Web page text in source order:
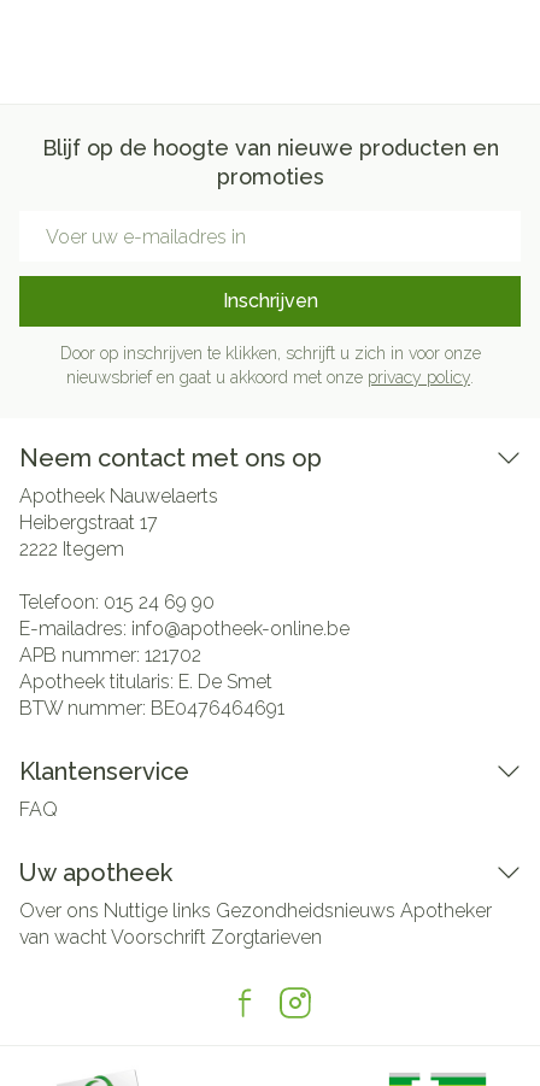
Blijf op de hoogte van nieuwe producten en
promoties
Inschrijven
Door op inschrijven te klikken, schrijft u zich in voor onze
nieuwsbrief en gaat u akkoord met onze privacy policy
Neem contact met ons op
Apotheek Nauwelaerts
Heibergstraat 17
2222 Itegem
Telefoon: 015 24 69 90
E-mailadres: info@apotheek-online.be
APB nummer: 121702
Apotheek titularis: E. De Smet
BTW nummer: BE0476464691
Klantenservice
FAQ
Uw apotheek
Over ons Nuttige links Gezondheidsnieuws Apotheker
van wachtVoorschrift Zorgtarieven